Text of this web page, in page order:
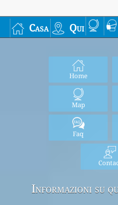
Casa Qui
Home
Map
Faq
Informazioni su